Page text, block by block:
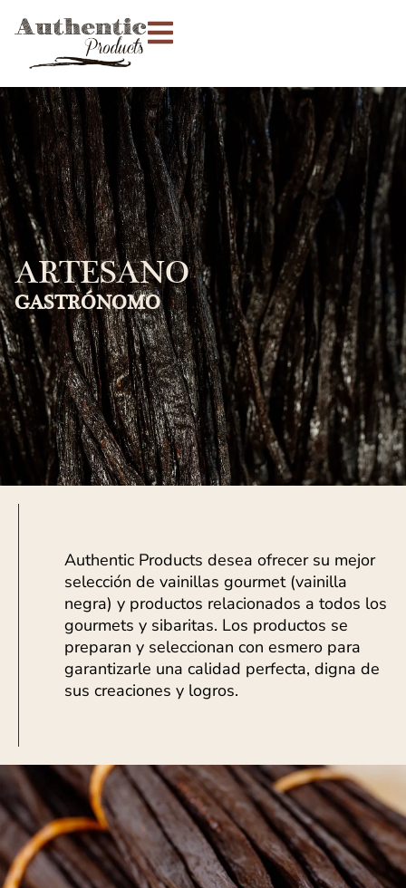
ARTESANO
GASTRÓNOMO
Authentic Products desea ofrecer su mejor
selección de vainillas gourmet (vainilla
negra) y productos relacionados a todos los
gourmets y sibaritas. Los productos se
preparan y seleccionan con esmero para
garantizarle una calidad perfecta, digna de
sus creaciones y logros.